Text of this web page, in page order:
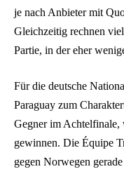
je nach Anbieter mit
Gleichzeitig rechnen
Partie, in der eher
Für die deutsche
Paraguay zum
Gegner im Achtelfinale,
gewinnen. Die Équipe
gegen Norwegen